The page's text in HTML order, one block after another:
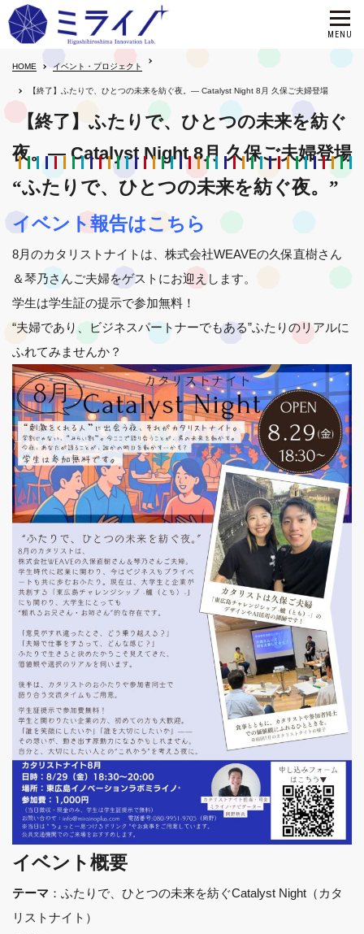
HOME イベント・プロジェクト
【終了】ふたりで、ひとつの未来を紡ぐ夜。― Catalyst Night 8月 久保ご夫婦登場
【終了】ふたりで、ひとつの未来を紡ぐ
夜。― Catalyst Night 8月 久保ご夫婦登場
“ふたりで、ひとつの未来を紡ぐ夜。”
イベント報告はこちら
8月のカタリストナイトは、株式会社WEAVEの久保直樹さん
＆琴乃さんご夫婦をゲストにお迎えします。
学生は学生証の提示で参加無料！
“夫婦であり、ビジネスパートナーでもある”ふたりのリアルに
ふれてみませんか？
イベント概要
テーマ ：ふたりで、ひとつの未来を紡ぐCatalyst Night（カタ
リストナイト）